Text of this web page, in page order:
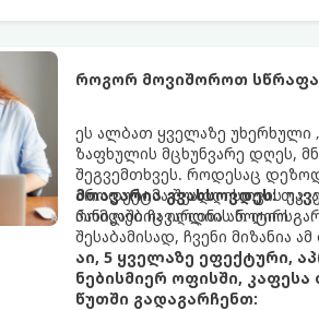
როგორ მოვიშოროთ
ეს ალბათ ყველაზე უხერხული
ზაფხულის მცხუნვარე დღეს,
შეგვემთხვეს. როდესაც
პროდუქტმა შუადღისთვის
პანიკაში ჩავარდნა არ ღირს.
მთავარია გვახსოვდეს:
რომლებიც იღლიის ნოტიო
შესაბამისად, ჩვენი მიზანია
აი, 5 ყველაზე ეფექტური,
ნებისმიერ ოფისში,
წუთში გადაგარჩენთ: